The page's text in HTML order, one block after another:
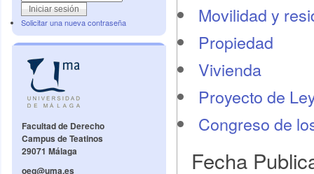
Solicitar una nueva contraseña
Facultad de Derecho
Campus de Teatinos
29071 Málaga
oeg@uma.es
Movilidad y
Propiedad
Vivienda
Proyecto de
Congreso de
Fecha